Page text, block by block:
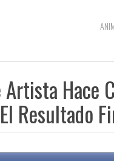
Hace
Resultado